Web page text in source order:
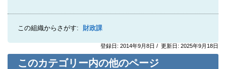
この組織からさがす: 財政課
登録日: 2014年9月8日 / 更新日: 2025年9月18日
このカテゴリー内の他のページ